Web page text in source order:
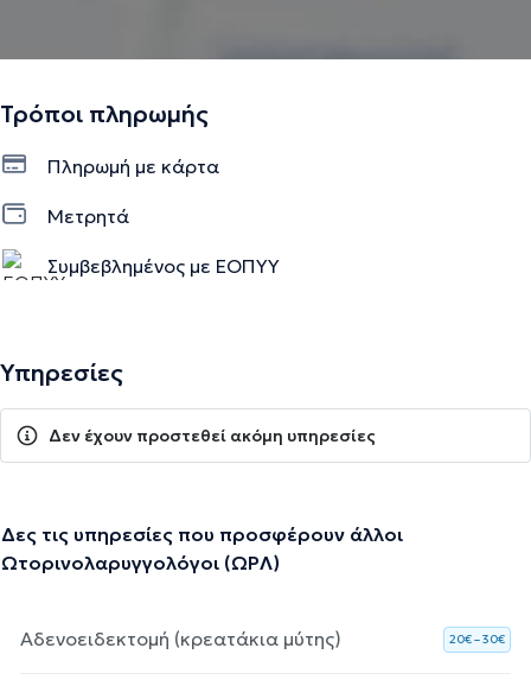
Τρόποι πληρωμής
Πληρωμή με κάρτα
Μετρητά
Συμβεβλημένος με ΕΟΠΥΥ
Υπηρεσίες
Δεν έχουν προστεθεί ακόμη υπηρεσίες
Δες τις υπηρεσίες που προσφέρουν άλλοι
Ωτορινολαρυγγολόγοι (ΩΡΛ)
Αδενοειδεκτομή (κρεατάκια μύτης) 20€ – 30€